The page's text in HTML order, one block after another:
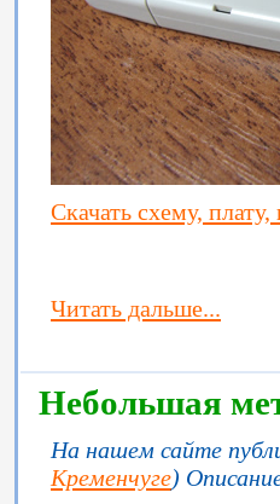
Скачать схему,
Читать дальше...
Небольшая
На нашем сайте
Кременчуге)